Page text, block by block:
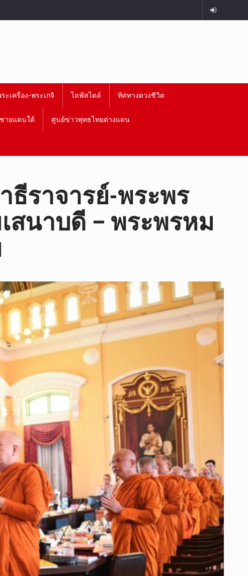
ะเครื่อง-พระเกจิ ไลฟ์สไตล์ ทิศทางดวงชีวิต
ายแดนใต้ ศูนย์ข่าวพุทธไทยต่างแดน
ธีราจารย์-พระพร
สนาบดี – พระพรหม